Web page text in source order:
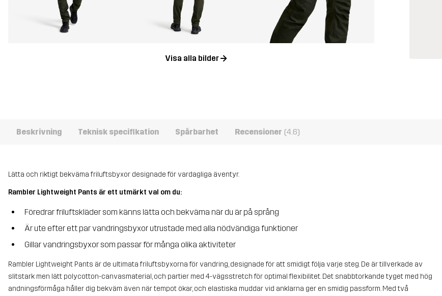
Visa alla bilder
Beskrivning Teknisk specifikation Spårbarhet Recensioner (4.6)
Lätta och riktigt bekväma friluftsbyxor designade för vardagliga äventyr.
Rambler Lightweight Pants är ett utmärkt val om du:
Föredrar friluftskläder som känns lätta och bekväma när du är på språng
Är ute efter ett par vandringsbyxor utrustade med alla nödvändiga funktioner
Gillar vandringsbyxor som passar för många olika aktiviteter
Rambler Lightweight Pants är de ultimata friluftsbyxorna för vandring, designade för att smidigt följa varje steg. De är tillverkade av
slitstark men lätt polycotton-canvasmaterial, och partier med 4-vägsstretch för optimal flexibilitet. Det snabbtorkande tyget med hög
andningsförmåga håller dig bekväm även när tempot ökar, och elastiska muddar vid anklarna ger en smidig passform. Med två